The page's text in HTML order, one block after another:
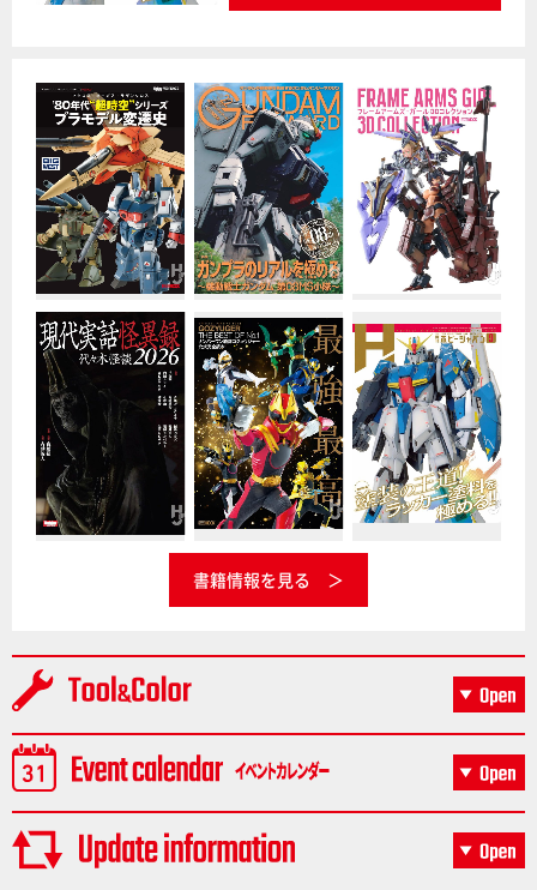
書籍情報を見る